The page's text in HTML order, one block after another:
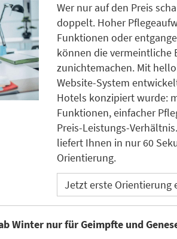
Wer nur auf den Preis
doppelt. Hoher
Funktionen oder
können die vermeintliche
zunichtemachen. Mit
Website-System
Hotels konzipiert wurde:
Funktionen, einfacher
Preis-Leistungs-
liefert Ihnen in nur 60
Orientierung.
Jetzt erste Orientierung
Winter nur für Geimpfte und